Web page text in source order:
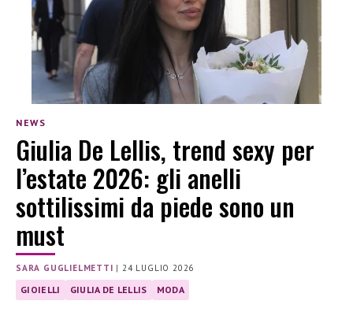
NEWS
Giulia De Lellis, trend sexy per
l’estate 2026: gli anelli
sottilissimi da piede sono un
must
SARA GUGLIELMETTI |24 LUGLIO 2026
GIOIELLI GIULIA DE LELLIS MODA